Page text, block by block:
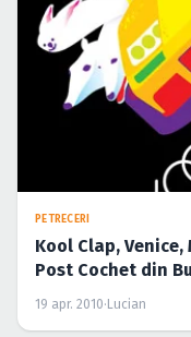
PETRECERI
Kool Clap,
Post Cochet din
19 apr. 2010· Lucian